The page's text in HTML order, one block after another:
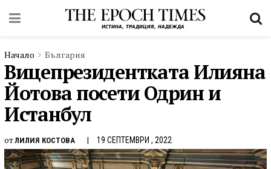
Начало България
Вицепрезидентката Илияна
Йотова посети Одрин и
Истанбул
отЛИЛИЯ КОСТОВА 19 СЕПТЕМВРИ , 2022